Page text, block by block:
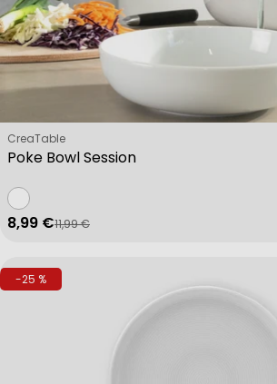
Poke Bowl Session
Verkäufer:
CreaTable
Verkaufspreis
8,99 €
Regulärer Preis
11,99 €
-25 %